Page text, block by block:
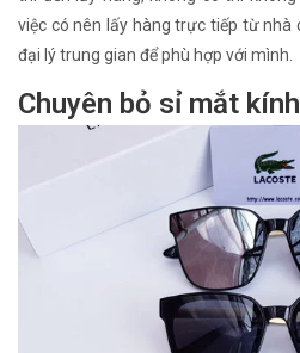
việc có nên lấy hàng trực tiếp từ nhà
đại lý trung gian để phù hợp với mình.
Chuyên bỏ sỉ mắt